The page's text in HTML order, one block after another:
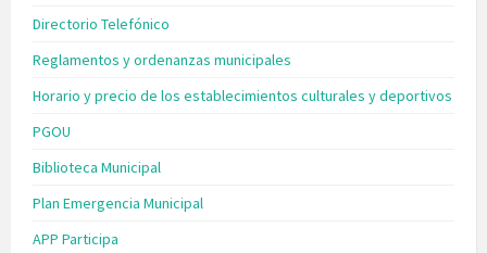
Directorio Telefónico
Reglamentos y ordenanzas municipales
Horario y precio de los establecimientos culturales y deportivos
PGOU
Biblioteca Municipal
Plan Emergencia Municipal
APP Participa